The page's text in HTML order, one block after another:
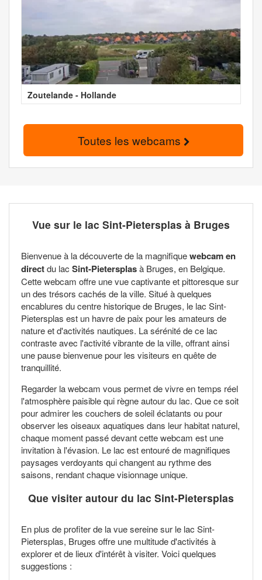
Zoutelande - Hollande
Toutes les webcams
Vue sur le lac Sint-Pietersplas à Bruges
Bienvenue à la découverte de la magnifiquewebcam en
directdu lac Sint-Pietersplasà Bruges, en Belgique.
Cette webcam offre une vue captivante et pittoresque sur
un des trésors cachés de la ville. Situé à quelques
encablures du centre historique de Bruges, le lac Sint-
Pietersplas est un havre de paix pour les amateurs de
nature et d'activités nautiques. La sérénité de ce lac
contraste avec l'activité vibrante de la ville, offrant ainsi
une pause bienvenue pour les visiteurs en quête de
tranquillité.
Regarder la webcam vous permet de vivre en temps réel
l'atmosphère paisible qui règne autour du lac. Que ce soit
pour admirer les couchers de soleil éclatants ou pour
observer les oiseaux aquatiques dans leur habitat naturel,
chaque moment passé devant cette webcam est une
invitation à l'évasion. Le lac est entouré de magnifiques
paysages verdoyants qui changent au rythme des
saisons, rendant chaque visionnage unique.
Que visiter autour du lac Sint-Pietersplas
En plus de profiter de la vue sereine sur le lac Sint-
Pietersplas, Bruges offre une multitude d'activités à
explorer et de lieux d'intérêt à visiter. Voici quelques
suggestions :